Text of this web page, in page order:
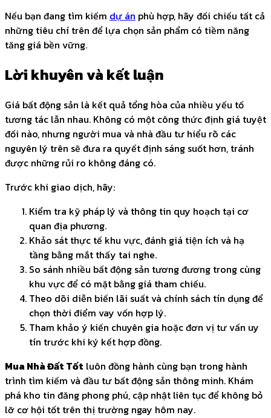
Nếu bạn đang tìm kiếm dự án phù hợp, hãy đối chiếu tất cả
những tiêu chí trên để lựa chọn sản phẩm có tiềm năng
tăng giá bền vững.
Lời khuyên và kết luận
Giá bất động sản là kết quả tổng hòa của nhiều yếu tố
tương tác lẫn nhau. Không có một công thức định giá tuyệt
đối nào, nhưng người mua và nhà đầu tư hiểu rõ các
nguyên lý trên sẽ đưa ra quyết định sáng suốt hơn, tránh
được những rủi ro không đáng có.
Trước khi giao dịch, hãy:
Kiểm tra kỹ pháp lý và thông tin quy hoạch tại cơ
quan địa phương.
Khảo sát thực tế khu vực, đánh giá tiện ích và hạ
tầng bằng mắt thấy tai nghe.
So sánh nhiều bất động sản tương đương trong cùng
khu vực để có mặt bằng giá tham chiếu.
Theo dõi diễn biến lãi suất và chính sách tín dụng để
chọn thời điểm vay vốn hợp lý.
Tham khảo ý kiến chuyên gia hoặc đơn vị tư vấn uy
tín trước khi ký kết hợp đồng.
Mua Nhà Đất Tốt luôn đồng hành cùng bạn trong hành
trình tìm kiếm và đầu tư bất động sản thông minh. Khám
phá kho tin đăng phong phú, cập nhật liên tục để không bỏ
lỡ cơ hội tốt trên thị trường ngay hôm nay.